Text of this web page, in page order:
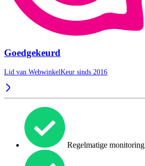
Goedgekeurd
Lid van WebwinkelKeur sinds 2016
Regelmatige monitoring